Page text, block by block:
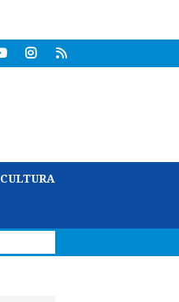
CULTURA